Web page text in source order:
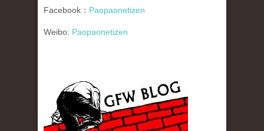
Facebook： Paopaonetizen
Weibo: Paopaonetizen
gfw_blog_small.jpg